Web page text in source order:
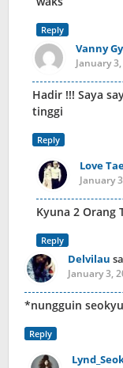
Reply
Vanny
January
Hadir !!! Saya
tinggi
Reply
Love
January
Kyuna 2 Orang
Reply
Delvilau
January 3,
*nungguin seokyu
Reply